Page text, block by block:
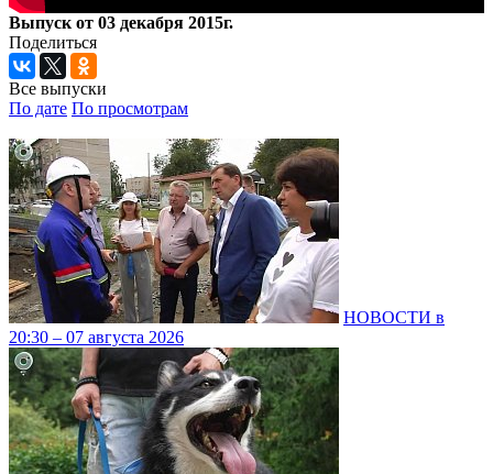
Выпуск от 03 декабря 2015г.
Поделиться
Все выпуски
По дате По просмотрам
НОВОСТИ в
20:30 – 07 августа 2026